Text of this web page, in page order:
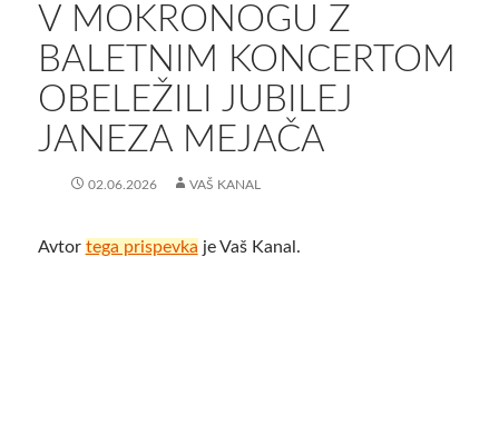
V MOKRONOGU Z
BALETNIM KONCERTOM
OBELEŽILI JUBILEJ
JANEZA MEJAČA
02.06.2026 VAŠ KANAL
Avtor tega prispevka je Vaš Kanal.